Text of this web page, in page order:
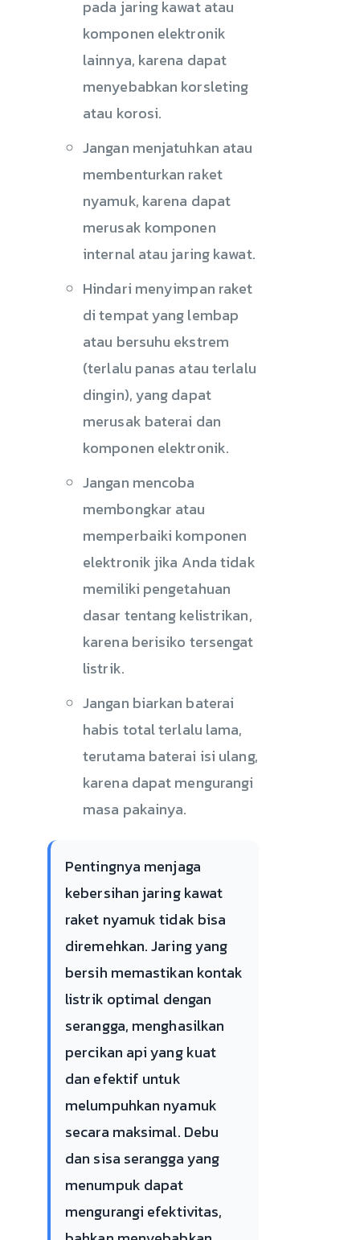
pada jaring kawat atau
komponen elektronik
lainnya, karena dapat
menyebabkan korsleting
atau korosi.
Jangan menjatuhkan atau
membenturkan raket
nyamuk, karena dapat
merusak komponen
internal atau jaring kawat.
Hindari menyimpan raket
di tempat yang lembap
atau bersuhu ekstrem
(terlalu panas atau terlalu
dingin), yang dapat
merusak baterai dan
komponen elektronik.
Jangan mencoba
membongkar atau
memperbaiki komponen
elektronik jika Anda tidak
memiliki pengetahuan
dasar tentang kelistrikan,
karena berisiko tersengat
listrik.
Jangan biarkan baterai
habis total terlalu lama,
terutama baterai isi ulang,
karena dapat mengurangi
masa pakainya.
Pentingnya menjaga
kebersihan jaring kawat
raket nyamuk tidak bisa
diremehkan. Jaring yang
bersih memastikan kontak
listrik optimal dengan
serangga, menghasilkan
percikan api yang kuat
dan efektif untuk
melumpuhkan nyamuk
secara maksimal. Debu
dan sisa serangga yang
menumpuk dapat
mengurangi efektivitas,